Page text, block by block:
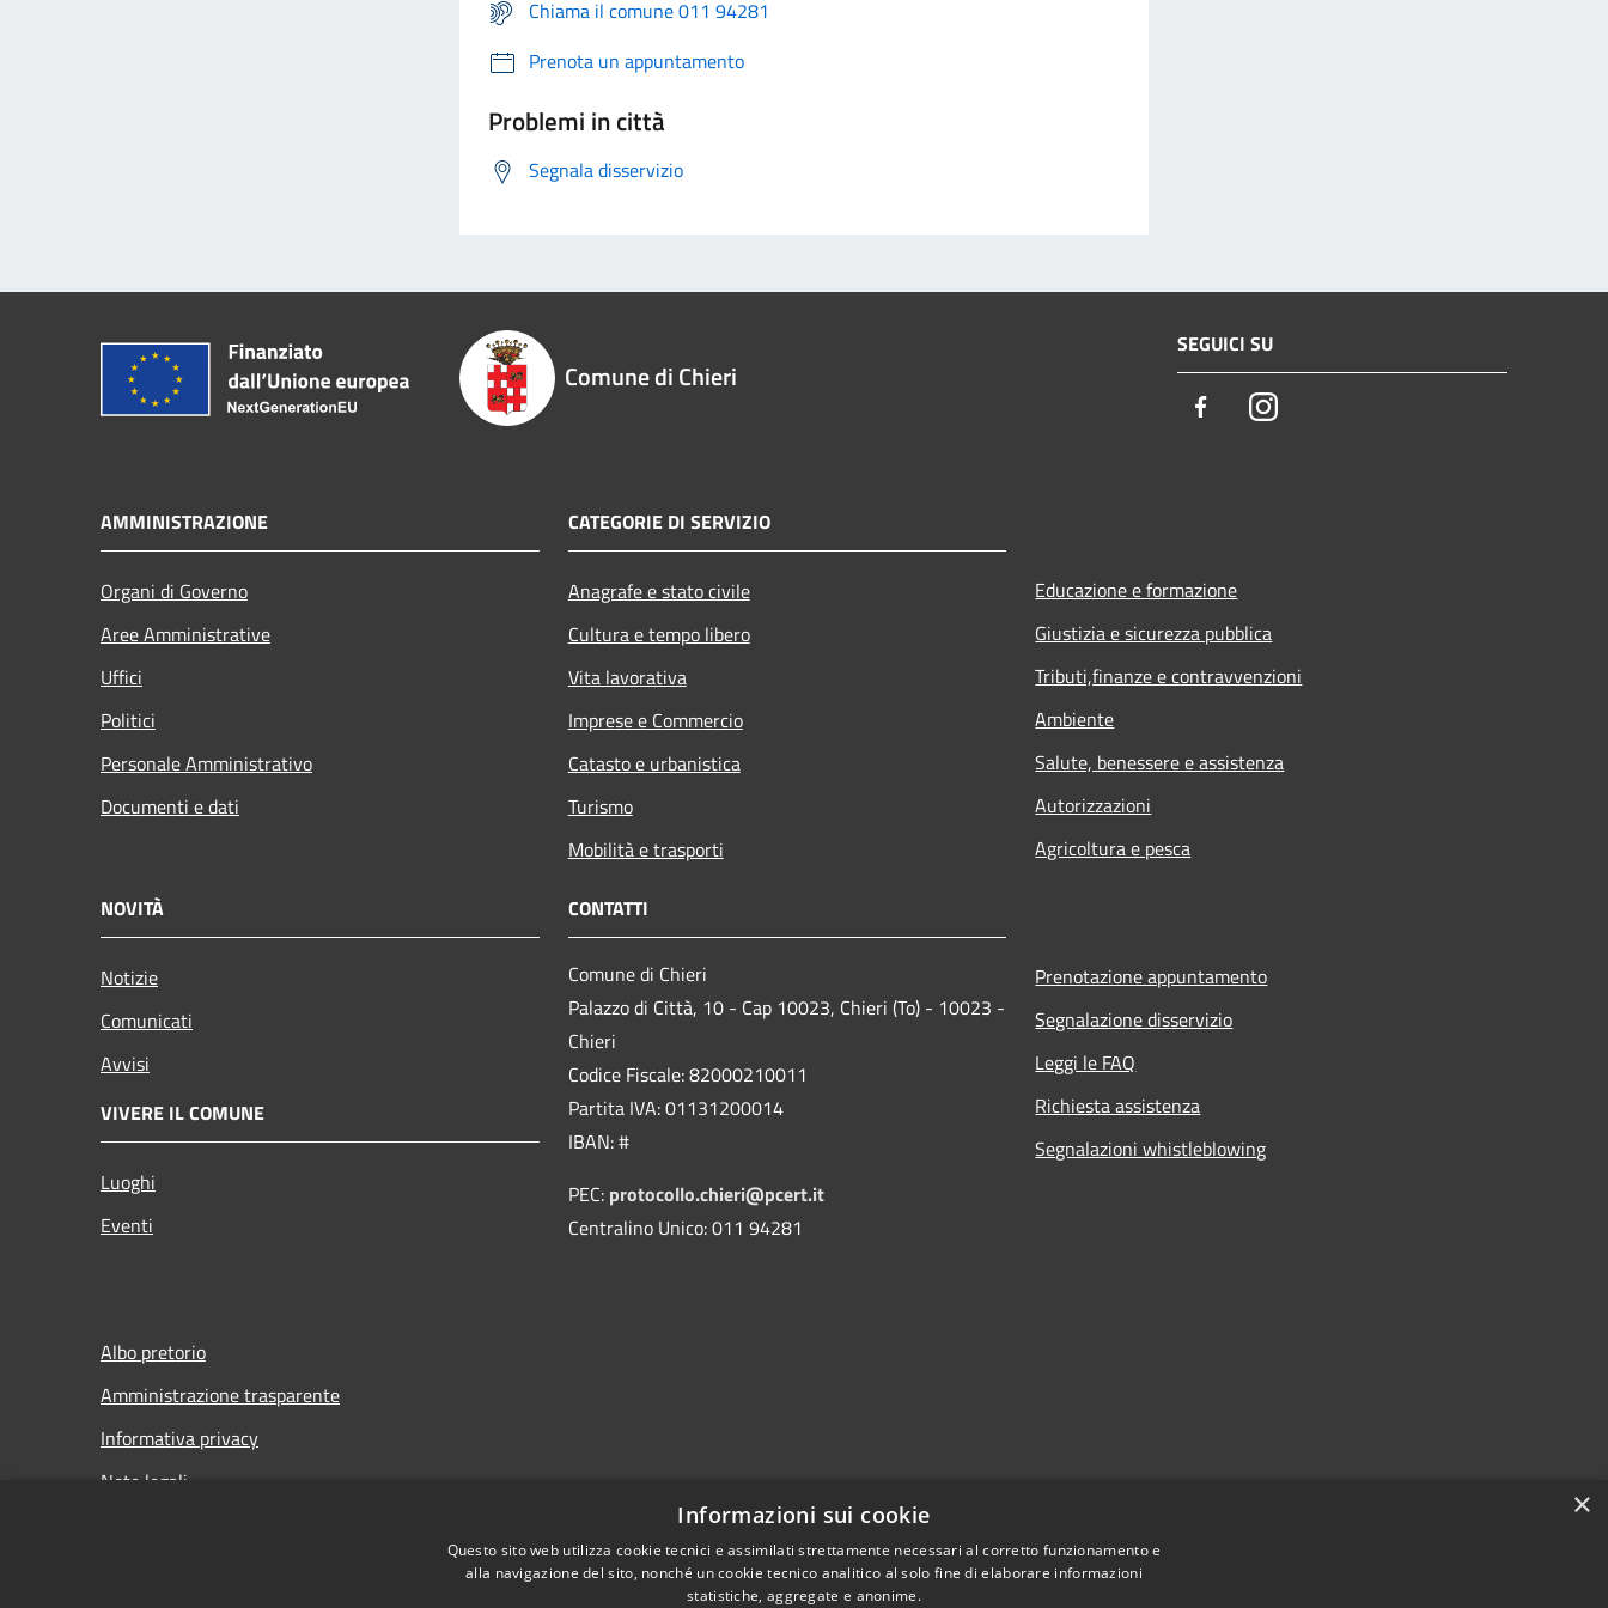
Chiama il comune 011 94281
Prenota un appuntamento
Problemi in città
Segnala disservizio
Comune di Chieri
SEGUICI SU
FacebookInstagram
AMMINISTRAZIONE
Organi di Governo
Aree Amministrative
Uffici
Politici
Personale Amministrativo
Documenti e dati
CATEGORIE DI SERVIZIO
Anagrafe e stato civile
Cultura e tempo libero
Vita lavorativa
Imprese e Commercio
Catasto e urbanistica
Turismo
Mobilità e trasporti
Educazione e formazione
Giustizia e sicurezza pubblica
Tributi,finanze e contravvenzioni
Ambiente
Salute, benessere e assistenza
Autorizzazioni
Agricoltura e pesca
NOVITÀ
Notizie
Comunicati
Avvisi
VIVERE IL COMUNE
Luoghi
Eventi
CONTATTI
Comune di Chieri
Palazzo di Città, 10 - Cap 10023, Chieri (To) - 10023 -
Chieri
Codice Fiscale: 82000210011
Partita IVA: 01131200014
IBAN: #
PEC: protocollo.chieri@pcert.it
Centralino Unico: 011 94281
Prenotazione appuntamento
Segnalazione disservizio
Leggi le FAQ
Richiesta assistenza
Segnalazioni whistleblowing
Albo pretorio
Amministrazione trasparente
Informativa privacy
Note legali
×
Informazioni sui cookie
Questo sito web utilizza cookie tecnici e assimilati strettamente necessari al corretto funzionamento e
alla navigazione del sito, nonché un cookie tecnico analitico al solo fine di elaborare informazioni
statistiche, aggregate e anonime.